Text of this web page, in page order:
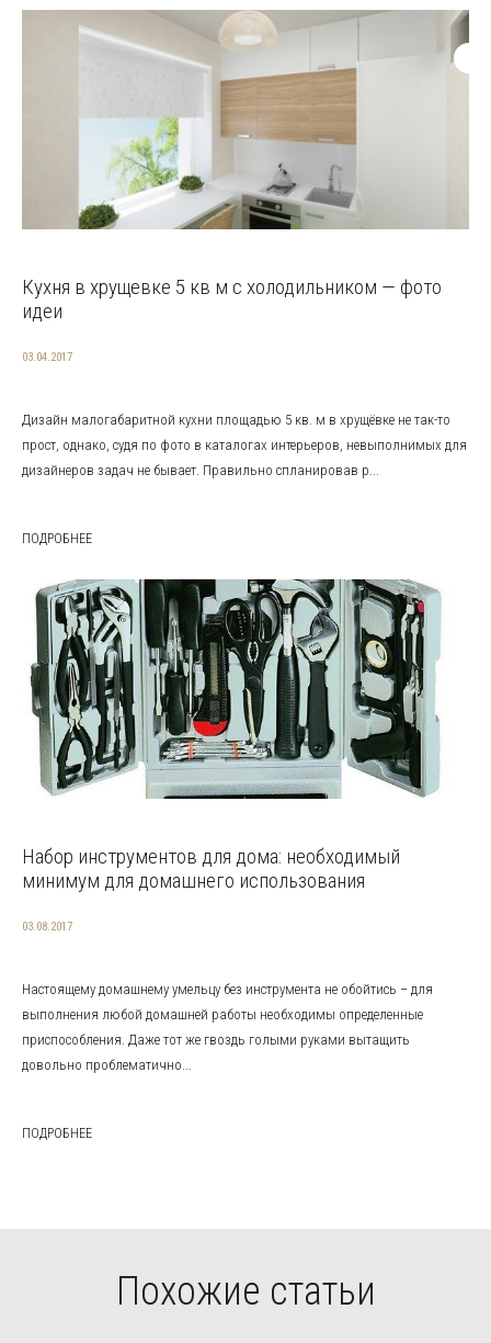
Кухня в хрущевке 5 кв м с холодильником — фото
идеи
03.04.2017
Дизайн малогабаритной кухни площадью 5 кв. м в хрущёвке не так-то
прост, однако, судя по фото в каталогах интерьеров, невыполнимых для
дизайнеров задач не бывает. Правильно спланировав р...
ПОДРОБНЕЕ
Набор инструментов для дома: необходимый
минимум для домашнего использования
03.08.2017
Настоящему домашнему умельцу без инструмента не обойтись – для
выполнения любой домашней работы необходимы определенные
приспособления. Даже тот же гвоздь голыми руками вытащить
довольно проблематично...
ПОДРОБНЕЕ
Похожие статьи